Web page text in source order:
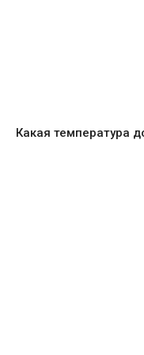
Какая температура